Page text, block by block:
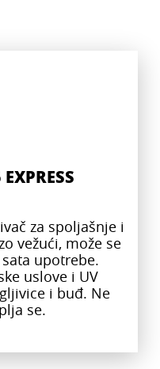
za spoljašnje i
vežući, može se
upotrebe.
uslove i UV
i buđ. Ne
se.